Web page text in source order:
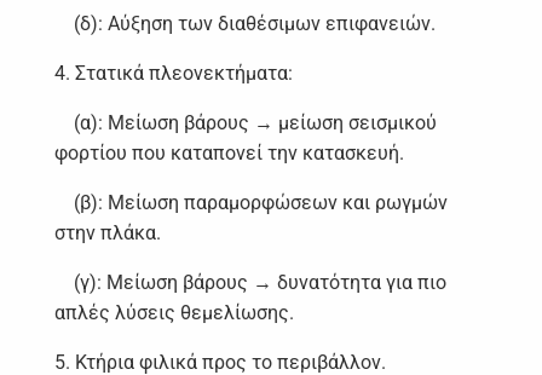
(δ): Αύξηση των διαθέσιμων επιφανειών.
4. Στατικά πλεονεκτήματα:
(α): Μείωση βάρους → μείωση σεισμικού
φορτίου που καταπονεί την κατασκευή.
(β): Μείωση παραμορφώσεων και ρωγμών
στην πλάκα.
(γ): Μείωση βάρους → δυνατότητα για πιο
απλές λύσεις θεμελίωσης.
5. Κτήρια φιλικά προς το περιβάλλον.